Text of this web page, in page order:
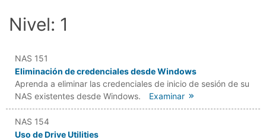
Nivel: 1
NAS 151
Eliminación de credenciales desde Windows
Aprenda a eliminar las credenciales de inicio de sesión de su
NAS existentes desde Windows.
Examinar
NAS 154
Uso de Drive Utilities